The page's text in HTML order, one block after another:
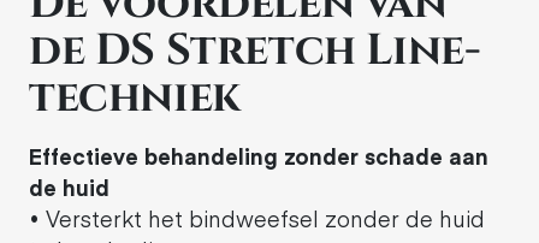
de DS Stretch Line-
techniek
Effectieve behandeling zonder schade aan
de huid
• Versterkt het bindweefsel zonder de huid